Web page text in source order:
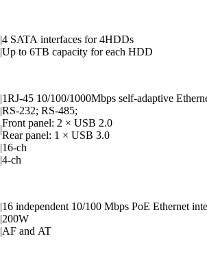
|4 SATA interfaces for 4HDDs
|Up to 6TB capacity for each HDD
|1RJ-45 10/100/1000Mbps self-adaptive
|RS-232; RS-485;
|
Front panel: 2 × USB 2.0
Rear panel: 1 × USB 3.0
|16-ch
|4-ch
|16 independent 10/100 Mbps PoE Ethernet
|200W
|AF and AT